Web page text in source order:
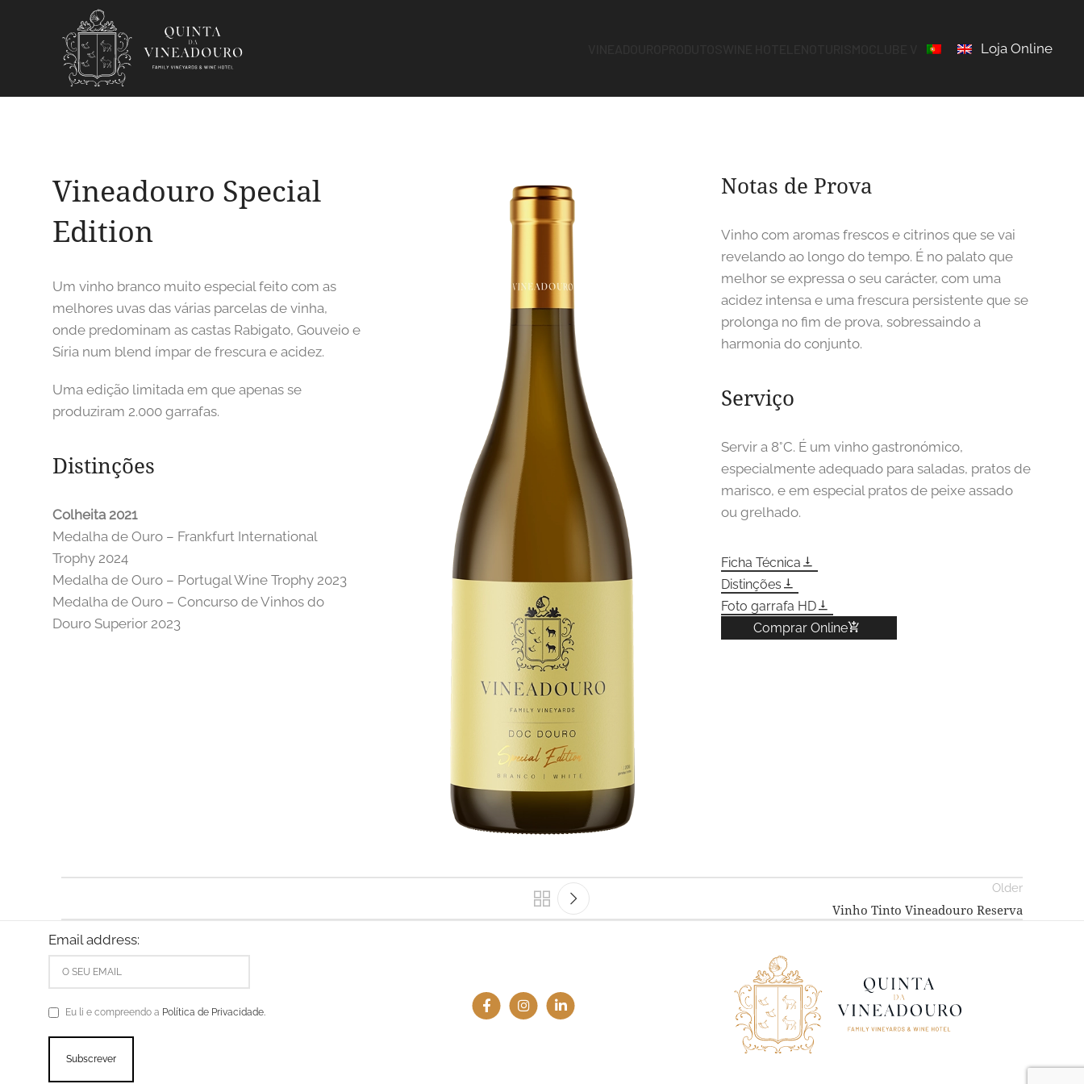
Loja Online
Vineadouro Special
Edition
Um vinho branco muito especial feito com as
melhores uvas das várias parcelas de vinha,
onde predominam as castas Rabigato, Gouveio e
Síria num blend ímpar de frescura e acidez.
Uma edição limitada em que apenas se
produziram 2.000 garrafas.
Distinções
Colheita 2021
Medalha de Ouro – Frankfurt International
Trophy 2024
Medalha de Ouro – Portugal Wine Trophy 2023
Medalha de Ouro – Concurso de Vinhos do
Douro Superior 2023
Notas de Prova
Vinho com aromas frescos e citrinos que se vai
revelando ao longo do tempo. É no palato que
melhor se expressa o seu carácter, com uma
acidez intensa e uma frescura persistente que se
prolonga no fim de prova, sobressaindo a
harmonia do conjunto.
Serviço
Servir a 8°C. É um vinho gastronómico,
especialmente adequado para saladas, pratos de
marisco, e em especial pratos de peixe assado
ou grelhado.
Ficha Técnica
Distinções
Foto garrafa HD
Comprar Online
Older
Vinho Tinto Vineadouro Reserva
Email address:
Eu li e compreendo a Política de Privacidade.